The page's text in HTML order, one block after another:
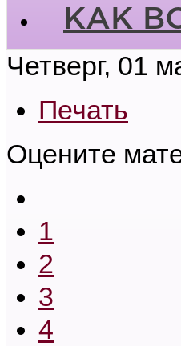
КАК
Четверг, 01
Печать
Оцените
1
2
3
4